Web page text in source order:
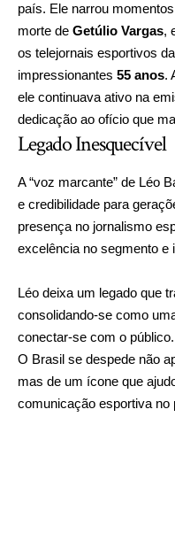
país. Ele narrou
morte de Getúlio Vargas,
os telejornais esportivos da
impressionantes 55 anos.
ele continuava ativo na
dedicação ao ofício que
Legado Inesquecível
A “voz marcante” de Léo
e credibilidade para
presença no jornalismo
excelência no segmento e
Léo deixa um legado que
consolidando-se como
conectar-se com o público.
O Brasil se despede não
mas de um ícone que
comunicação esportiva no